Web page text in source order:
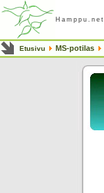
Hamppu.net
Etusivu MS-potilas